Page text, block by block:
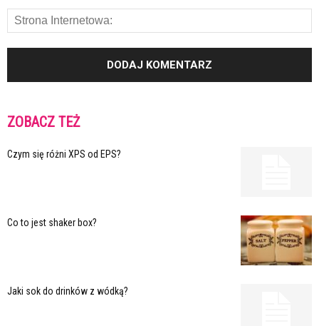
ZOBACZ TEŻ
Czym się różni XPS od EPS?
Co to jest shaker box?
Jaki sok do drinków z wódką?